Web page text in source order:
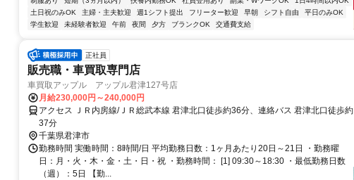
土日祝のみOK
主婦・主夫歓迎 週1シフト提出 フリーター歓迎 早朝 シフト自由
平日のみOK
学生歓迎
未経験者歓迎 午前 夜間 夕方 ブランクOK 交通費支給
正社員
販売職・車買取専門店
車買取アップル アップル君津127号店
月給230,000円～240,000円
アクセス ＪＲ内房線/ＪＲ総武本線 君津北口徒歩約36分、連絡バス 君津北口徒歩約
37分
千葉県君津市
勤務時間 実働時間：8時間/日 平均勤務日数：1ヶ月あたり20日～21日 ・勤務曜
日：月・火・木・金・土・日・祝 ・勤務時間： [1] 09:30～18:30 ・最低勤務日数
（週）：5日 【勤...